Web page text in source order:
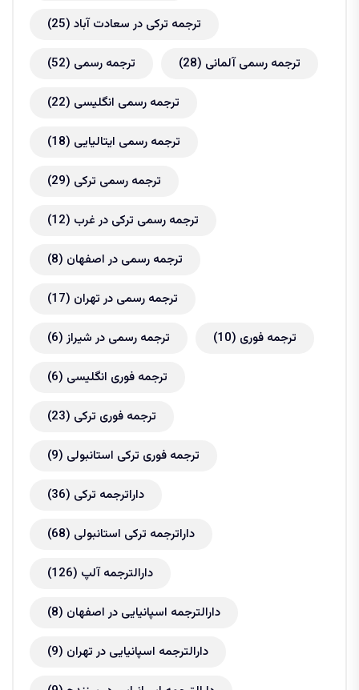
ترجمه ترکی در سعادت آباد (25)
ترجمه رسمی (52) ترجمه رسمی آلمانی (28)
ترجمه رسمی انگلیسی (22)
ترجمه رسمی ایتالیایی (18)
ترجمه رسمی ترکی (29)
ترجمه رسمی ترکی در غرب (12)
ترجمه رسمی در اصفهان (8)
ترجمه رسمی در تهران (17)
ترجمه رسمی در شیراز(6) ترجمه فوری (10)
ترجمه فوری انگلیسی (6)
ترجمه فوری ترکی (23)
ترجمه فوری ترکی استانبولی (9)
داراترجمه ترکی (36)
داراترجمه ترکی استانبولی (68)
دارالترجمه آلپ (126)
دارالترجمه اسپانیایی در اصفهان (8)
دارالترجمه اسپانیایی در تهران (9)